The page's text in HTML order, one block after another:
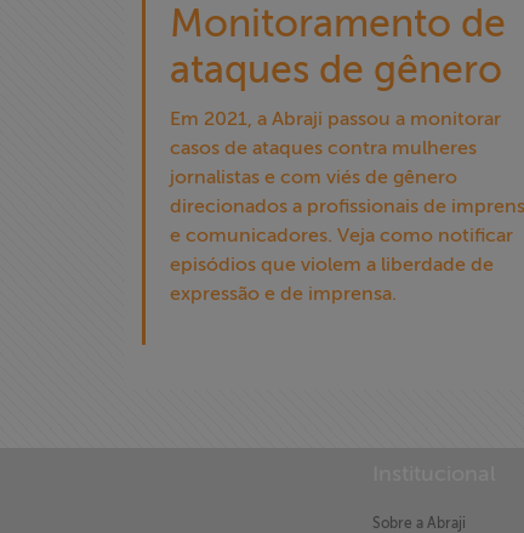
Monitoramento de
ataques de gênero
Em 2021, a Abraji passou a monitorar
casos de ataques contra mulheres
jornalistas e com viés de gênero
direcionados a profissionais de
e comunicadores. Veja como notificar
episódios que violem a liberdade de
expressão e de imprensa.
Sobre a Abraji